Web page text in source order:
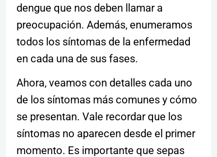
dengue que nos deben llamar a
preocupación. Además, enumeramos
todos los síntomas de la enfermedad
en cada una de sus fases.
Ahora, veamos con detalles cada uno
de los síntomas más comunes y cómo
se presentan. Vale recordar que los
síntomas no aparecen desde el primer
momento. Es importante que sepas